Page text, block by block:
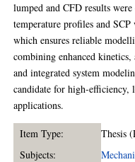
lumped and CFD results
temperature profiles and SCP
which ensures reliable
combining enhanced
and integrated system
candidate for high-efficiency,
applications.
Item Type:
Thesis
Subjects: